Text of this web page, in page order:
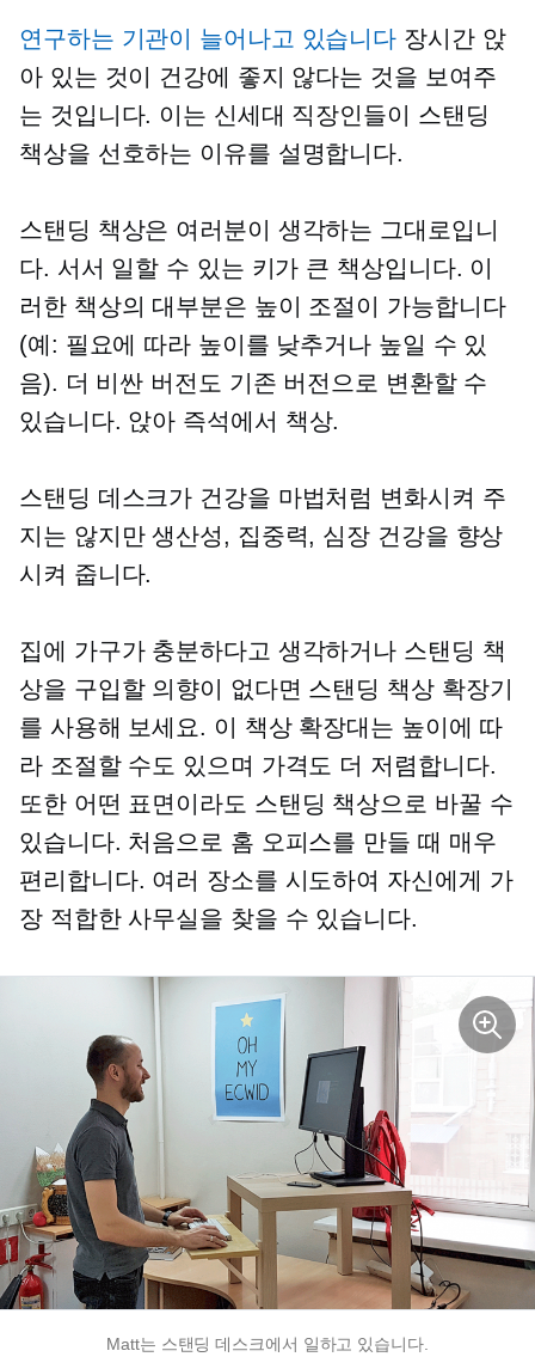
연구하는 기관이 늘어나고 있습니다 장시간 앉
아 있는 것이 건강에 좋지 않다는 것을 보여주
는 것입니다. 이는 신세대 직장인들이 스탠딩
책상을 선호하는 이유를 설명합니다.
스탠딩 책상은 여러분이 생각하는 그대로입니
다. 서서 일할 수 있는 키가 큰 책상입니다. 이
러한 책상의 대부분은 높이 조절이 가능합니다
(예: 필요에 따라 높이를 낮추거나 높일 수 있
음). 더 비싼 버전도 기존 버전으로 변환할 수
있습니다. 앉아 즉석에서 책상.
스탠딩 데스크가 건강을 마법처럼 변화시켜 주
지는 않지만 생산성, 집중력, 심장 건강을 향상
시켜 줍니다.
집에 가구가 충분하다고 생각하거나 스탠딩 책
상을 구입할 의향이 없다면 스탠딩 책상 확장기
를 사용해 보세요. 이 책상 확장대는 높이에 따
라 조절할 수도 있으며 가격도 더 저렴합니다.
또한 어떤 표면이라도 스탠딩 책상으로 바꿀 수
있습니다. 처음으로 홈 오피스를 만들 때 매우
편리합니다. 여러 장소를 시도하여 자신에게 가
장 적합한 사무실을 찾을 수 있습니다.
Matt는 스탠딩 데스크에서 일하고 있습니다.